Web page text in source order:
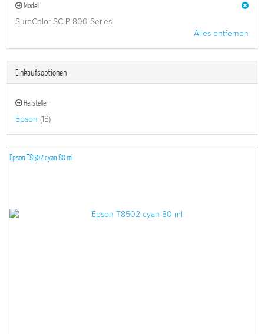
Modell
SureColor SC-P 800 Series
Alles entfernen
Einkaufsoptionen
Hersteller
Epson (18)
Epson T8502 cyan 80 ml